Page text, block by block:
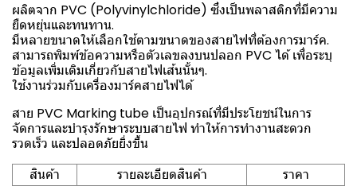
ผลิตจาก PVC (Polyvinylchloride) ซึ่งเป็นพลาสติกที่มีความ
ยืดหยุ่นและทนทาน.
มีหลายขนาดให้เลือกใช้ตามขนาดของสายไฟที่ต้องการมาร์ค.
สามารถพิมพ์ข้อความหรือตัวเลขลงบนปลอก PVC ได้ เพื่อระบุ
ข้อมูลเพิ่มเติมเกี่ยวกับสายไฟเส้นนั้นๆ.
ใช้งานร่วมกับเครื่องมาร์คสายไฟได้
สาย PVC Marking tube เป็นอุปกรณ์ที่มีประโยชน์ในการ
จัดการและบำรุงรักษาระบบสายไฟ ทำให้การทำงานสะดวก
รวดเร็ว และปลอดภัยยิ่งขึ้น
สินค้า
รายละเอียดสินค้า
ราคา